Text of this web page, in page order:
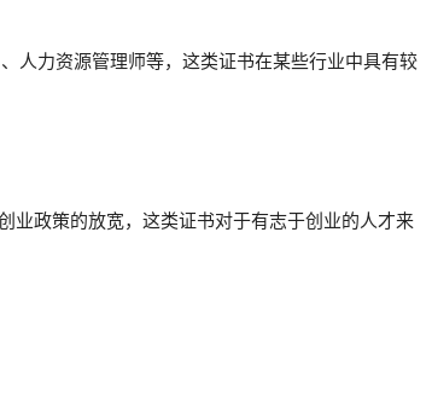
人力资源管理师等，这类证书在某些行业中具有较
业政策的放宽，这类证书对于有志于创业的人才来